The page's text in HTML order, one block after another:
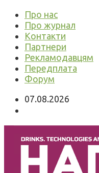
Про нас
Про журнал
Контакти
Партнери
Рекламодавцям
Передплата
Форум
07.08.2026